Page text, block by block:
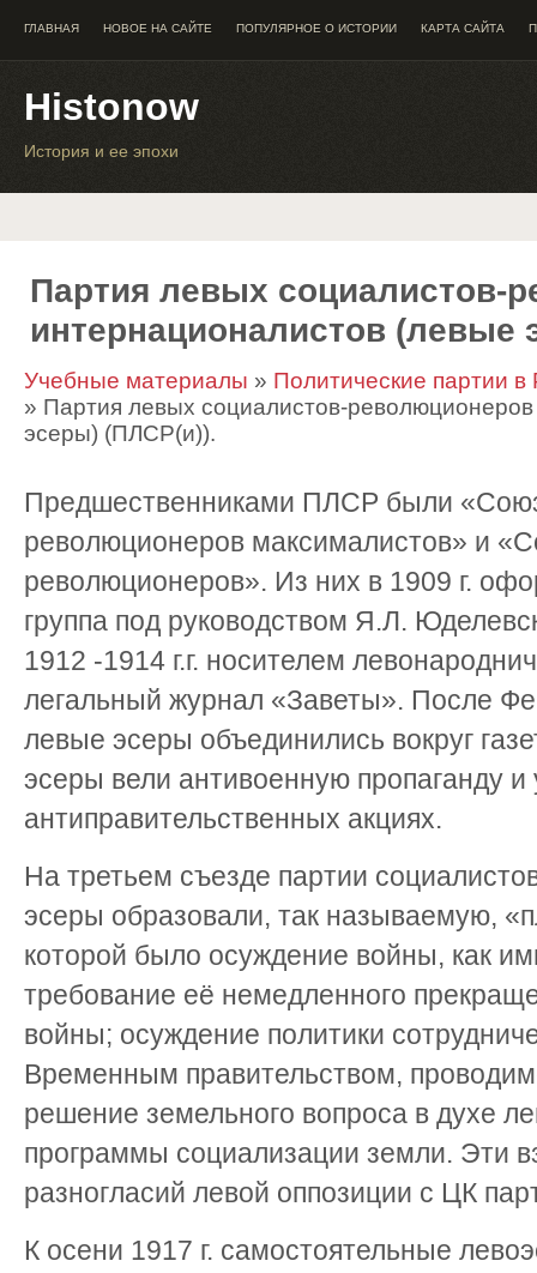
ГЛАВНАЯ НОВОЕ НА САЙТЕ ПОПУЛЯРНОЕ О ИСТОРИИ КАРТА САЙТА
Histonow
История и ее эпохи
Партия левых социалистов-
интернационалистов
Учебные материалы » Политические партии в
» Партия левых социалистов-
эсеры) (ПЛСР(и)).
Предшественниками ПЛСР были
революционеров максималистов» и
революционеров». Из них в 1909 г.
группа под руководством Я.Л.
1912 -1914 г.г. носителем
легальный журнал «Заветы». После
левые эсеры объединились вокруг
эсеры вели антивоенную пропаганду и
антиправительственных акциях.
На третьем съезде партии
эсеры образовали, так называемую,
которой было осуждение войны, как
требование её немедленного
войны; осуждение политики
Временным правительством,
решение земельного вопроса в духе
программы социализации земли. Эти
разногласий левой оппозиции с ЦК
К осени 1917 г. самостоятельные